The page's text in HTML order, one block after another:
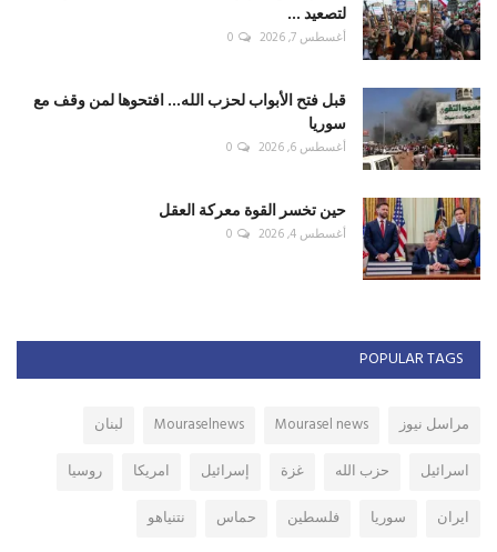
لتصعيد ...
أغسطس 7, 2026 0
قبل فتح الأبواب لحزب الله... افتحوها لمن وقف مع
سوريا
أغسطس 6, 2026 0
حين تخسر القوة معركة العقل
أغسطس 4, 2026 0
POPULAR TAGS
مراسل نيوز Mourasel news
Mouraselnews
لبنان
اسرائيل
حزب الله غزة إسرائيل امريكا
روسيا
ايران
سوريا فلسطين حماس نتنياهو